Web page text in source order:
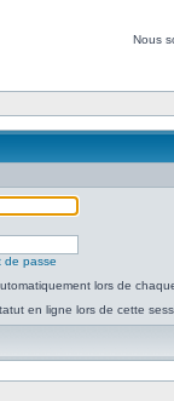
Nous
de passe
lors de
en ligne lors de cette